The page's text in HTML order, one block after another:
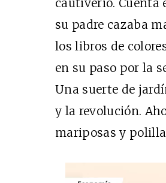
cautiverio. Cuenta
su padre cazaba
los libros de
en su paso por la
Una suerte de
y la revolución.
mariposas y